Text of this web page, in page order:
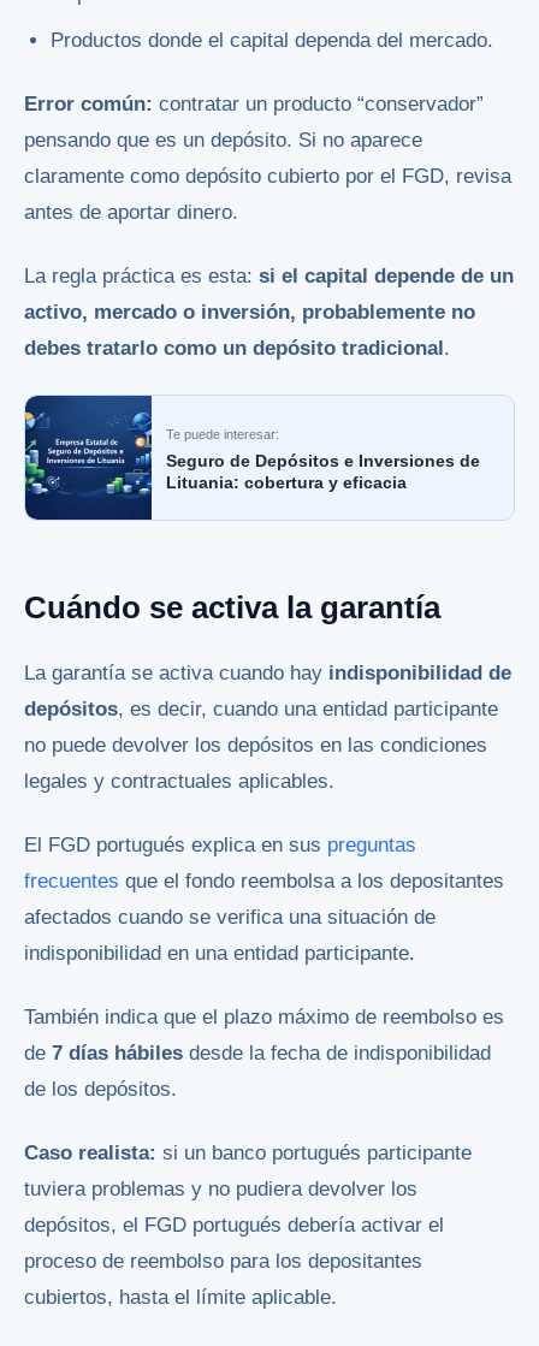
Productos donde el capital dependa del mercado.
Error común: contratar un producto “conservador”
pensando que es un depósito. Si no aparece
claramente como depósito cubierto por el FGD, revisa
antes de aportar dinero.
La regla práctica es esta: si el capital depende de un
activo, mercado o inversión, probablemente no
debes tratarlo como un depósito tradicional .
Te puede interesar:
Seguro de Depósitos e Inversiones de
Lituania: cobertura y eficacia
Cuándo se activa la garantía
La garantía se activa cuando hay indisponibilidad de
depósitos, es decir, cuando una entidad participante
no puede devolver los depósitos en las condiciones
legales y contractuales aplicables.
El FGD portugués explica en sus preguntas
frecuentes que el fondo reembolsa a los depositantes
afectados cuando se verifica una situación de
indisponibilidad en una entidad participante.
También indica que el plazo máximo de reembolso es
de 7 días hábiles desde la fecha de indisponibilidad
de los depósitos.
Caso realista: si un banco portugués participante
tuviera problemas y no pudiera devolver los
depósitos, el FGD portugués debería activar el
proceso de reembolso para los depositantes
cubiertos, hasta el límite aplicable.